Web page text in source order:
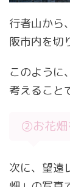
行者山から
阪市内を切
このように
考えること
②お花畑
次に、望遠